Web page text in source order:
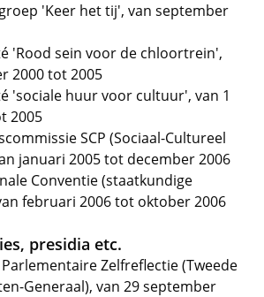
'Keer het tij', van september
'Rood sein voor de chloortrein',
2000 tot 2005
'sociale huur voor cultuur', van 1
2005
SCP (Sociaal-Cultureel
januari 2005 tot december 2006
Conventie (staatkundige
februari 2006 tot oktober 2006
presidia etc.
Zelfreflectie (Tweede
Generaal), van 29 september